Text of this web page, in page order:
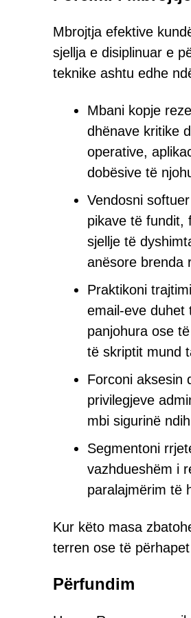
Mbrojtja efektive
sjellja e disiplinuar e
teknike ashtu edhe
Mbani kopje
dhënave kritike
operative,
dobësive të
Vendosni
pikave të fundit,
sjellje të
anësore brenda
Praktikoni
email-eve duhet
panjohura ose
të skriptit mund
Forconi aksesin
privilegjeve
mbi sigurinë
Segmentoni
vazhdueshëm i
paralajmërim të
Kur këto masa
terren ose të
Përfundim